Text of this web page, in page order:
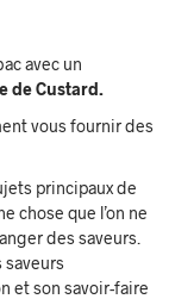
avec un
de Custard.
vous fournir des
principaux de
chose que l’on ne
des saveurs.
saveurs
et son savoir-faire